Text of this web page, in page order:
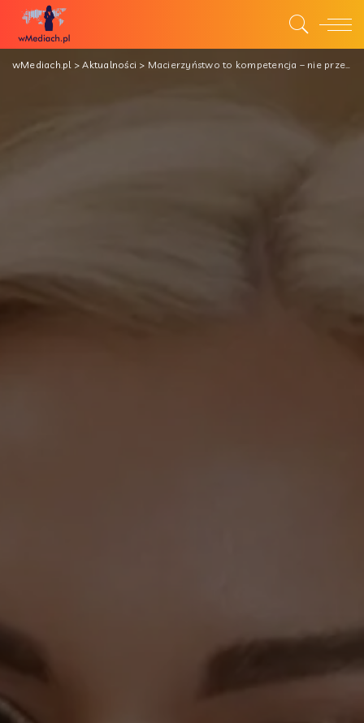
wMediach.pl>Aktualności > Macierzyństwo to kompetencja – nie przeszkoda